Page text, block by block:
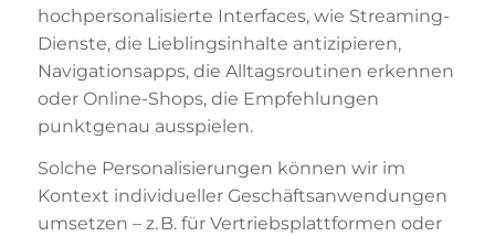
hochpersonalisierte Interfaces, wie Streaming-
Dienste, die Lieblingsinhalte antizipieren,
Navigationsapps, die Alltagsroutinen erkennen
oder Online-Shops, die Empfehlungen
punktgenau ausspielen.
Solche Personalisierungen können wir im
Kontext individueller Geschäftsanwendungen
umsetzen – z. B. für Vertriebsplattformen oder